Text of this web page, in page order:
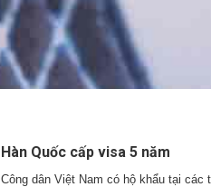
Hàn Quốc cấp visa 5 năm
Công dân Việt Nam có hộ khẩu tại các